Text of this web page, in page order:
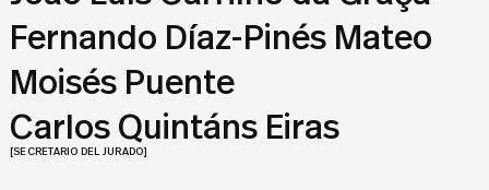
Fernando Díaz-Pinés Mateo
Moisés Puente
Carlos Quintáns Eiras
[SECRETARIO DEL JURADO]